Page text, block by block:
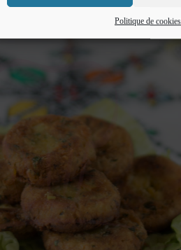
Politique de cookies